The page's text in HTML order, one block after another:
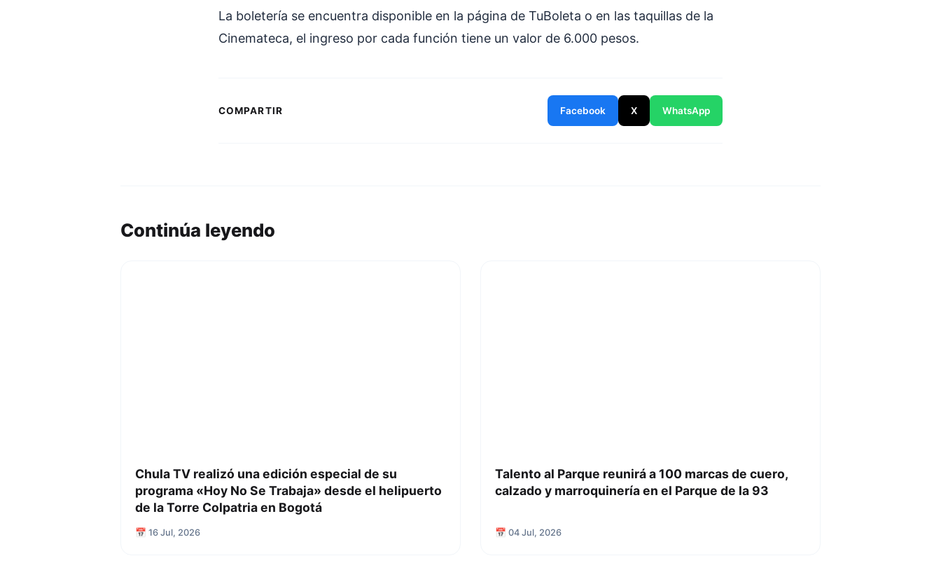
La boletería se encuentra disponible en la página de TuBoleta o en las taquillas de la
Cinemateca, el ingreso por cada función tiene un valor de 6.000 pesos.
COMPARTIR Facebook X WhatsApp
Continúa leyendo
Chula TV realizó una edición especial de su
programa «Hoy No Se Trabaja» desde el helipuerto
de la Torre Colpatria en Bogotá
📅 16 Jul, 2026
Talento al Parque reunirá a 100 marcas de cuero,
calzado y marroquinería en el Parque de la 93
📅 04 Jul, 2026